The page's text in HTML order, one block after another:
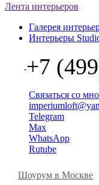
Лента интерьеров
Галерея
Интерьеры
+7
Связаться со
Telegram
Max
WhatsApp
Rutube
Шоурум в Москве